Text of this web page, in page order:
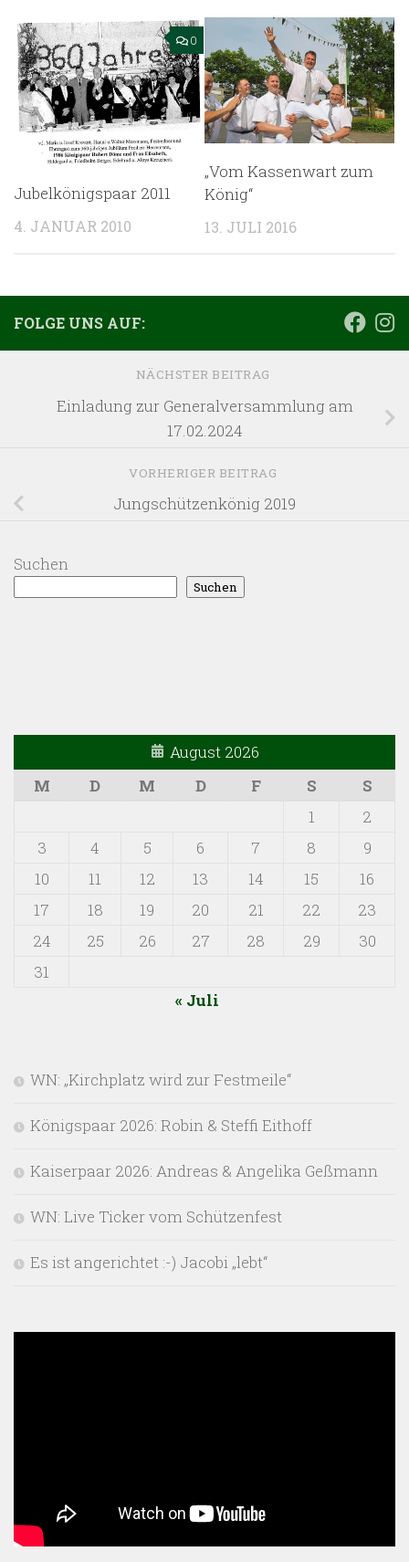
0
Jubelkönigspaar 2011
4. JANUAR 2010
„Vom Kassenwart zum
König“
13. JULI 2016
FOLGE UNS AUF:
NÄCHSTER BEITRAG
Einladung zur Generalversammlung am
17.02.2024
VORHERIGER BEITRAG
Jungschützenkönig 2019
Suchen
Suchen
August 2026
M
D M D F S
S
1
2
3
4 5 6 7 8
9
10
11 12 13 14 15
16
17
18 19 20 21 22
23
24
25 26 27 28 29
30
31
« Juli
WN: „Kirchplatz wird zur Festmeile“
Königspaar 2026: Robin & Steffi Eithoff
Kaiserpaar 2026: Andreas & Angelika Geßmann
WN: Live Ticker vom Schützenfest
Es ist angerichtet :-) Jacobi „lebt“